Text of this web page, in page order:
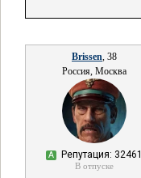
Brissen, 38
Россия, Москва
А Репутация: 32461
В отпуске